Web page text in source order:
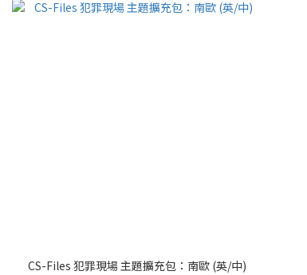
CS-Files 犯罪現場 主題擴充包：南歐 (英/中)